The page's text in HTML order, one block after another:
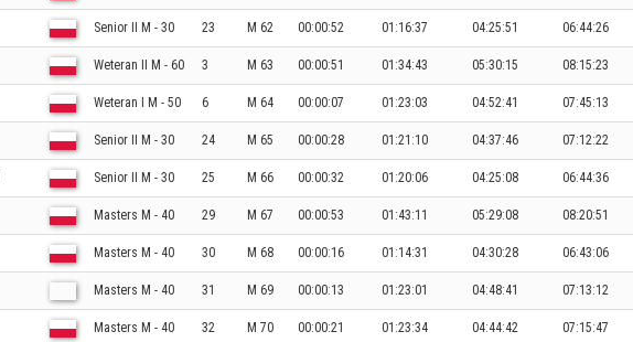
Senior II M - 30 23 M 62 00:00:52 01:16:37 04:25:51 06:44:26
Weteran II M - 60 3 M 63 00:00:51 01:34:43 05:30:15 08:15:23
Weteran I M - 50 6 M 64 00:00:07 01:23:03 04:52:41 07:45:13
Senior II M - 30 24 M 65 00:00:28 01:21:10 04:37:46 07:12:22
Senior II M - 30 25 M 66 00:00:32 01:20:06 04:25:08 06:44:36
Masters M - 40 29 M 67 00:00:53 01:43:11 05:29:08 08:20:51
Masters M - 40 30 M 68 00:00:16 01:14:31 04:30:28 06:43:06
Masters M - 40 31 M 69 00:00:13 01:23:01 04:48:41 07:13:12
Masters M - 40 32 M 70 00:00:21 01:23:34 04:44:42 07:15:47